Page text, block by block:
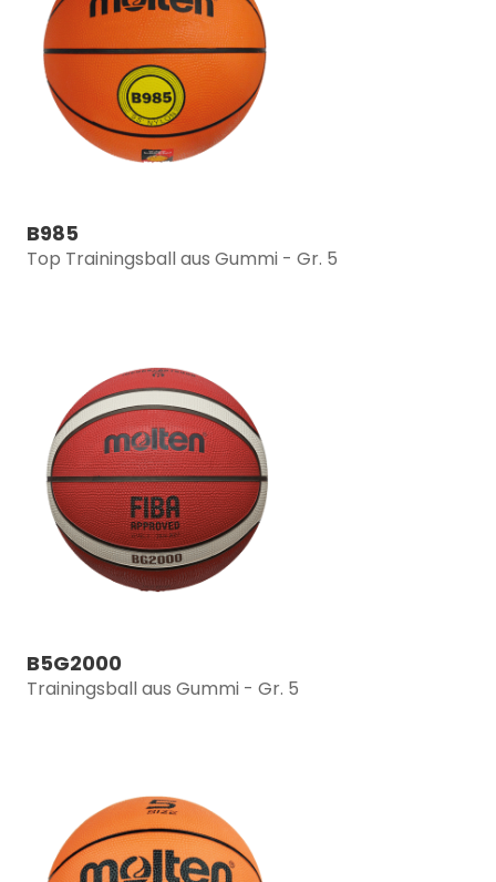
B985
Top Trainingsball aus Gummi - Gr. 5
B5G2000
Trainingsball aus Gummi - Gr. 5